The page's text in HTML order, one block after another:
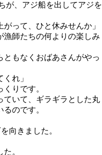
が、アジ船を出してアジを
って、ひと休みせんか」
師たちの何よりの楽しみ
もなくおばあさんがやっ
れ」
りです。
いて、ギラギラとした丸
のです。
向きました。
。